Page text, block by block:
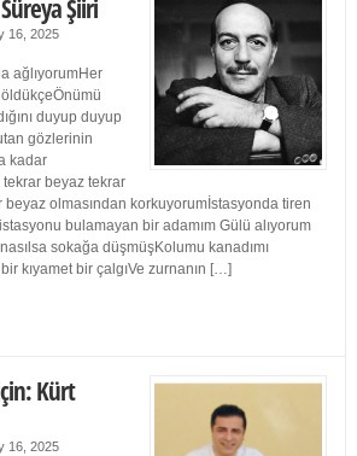
Şiiri
16, 2025
ağlıyorumHer
duyup duyup
gözlerinin
kadar
beyaz tekrar
olmasından korkuyorumİstasyonda tiren
bulamayan bir adamım Gülü alıyorum
sokağa düşmüşKolumu kanadımı
kıyamet bir çalgıVe zurnanın […]
Kürt
16, 2025